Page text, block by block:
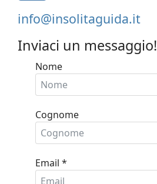
square
info@insolitaguida.it
Inviaci un messaggio!
Nome
Cognome
Email *